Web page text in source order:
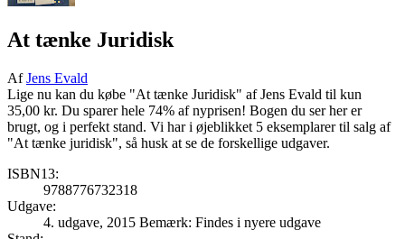
At tænke Juridisk
AfJens Evald
Lige nu kan du købe "At tænke Juridisk" af Jens Evald til kun
35,00 kr. Du sparer hele 74% af nyprisen! Bogen du ser her er
brugt, og i perfekt stand. Vi har i øjeblikket 5 eksemplarer til salg af
"At tænke juridisk", så husk at se de forskellige udgaver.
ISBN13:
9788776732318
Udgave:
4. udgave, 2015 Bemærk: Findes i nyere udgave